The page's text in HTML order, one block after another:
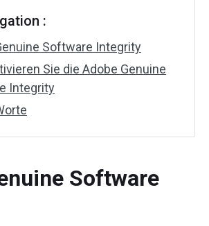
:
Software Integrity
Sie die Adobe Genuine
Integrity
Software